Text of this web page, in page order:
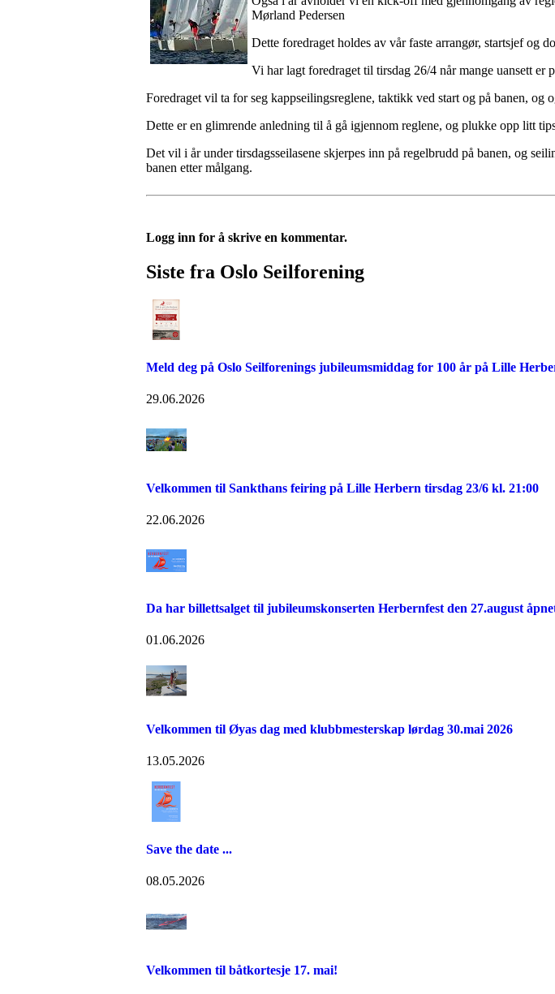
Mørland Pedersen
Dette foredraget holdes av vår faste arrangør, startsjef og
Vi har lagt foredraget til tirsdag 26/4 når mange uansett er
Foredraget vil ta for seg kappseilingsreglene, taktikk ved start og på banen, og
Dette er en glimrende anledning til å gå igjennom reglene, og plukke opp litt
Det vil i år under tirsdagsseilasene skjerpes inn på regelbrudd på banen, og
banen etter målgang.
Logg inn for å skrive en kommentar.
Siste fra Oslo Seilforening
Meld deg på Oslo Seilforenings jubileumsmiddag for 100 år på Lille
29.06.2026
Velkommen til Sankthans feiring på Lille Herbern tirsdag 23/6 kl. 21:00
22.06.2026
Da har billettsalget til jubileumskonserten Herbernfest den 27.august
01.06.2026
Velkommen til Øyas dag med klubbmesterskap lørdag 30.mai 2026
13.05.2026
Save the date ...
08.05.2026
Velkommen til båtkortesje 17. mai!